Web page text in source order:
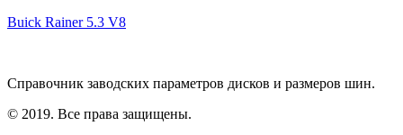
Buick Rainer 5.3 V8
Справочник заводских параметров дисков и размеров шин.
© 2019. Все права защищены.